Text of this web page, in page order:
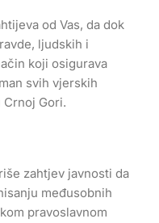
od Vas, da dok
ljudskih i
koji osigurava
svih vjerskih
Gori.
zahtjev javnosti da
međusobnih
pravoslavnom